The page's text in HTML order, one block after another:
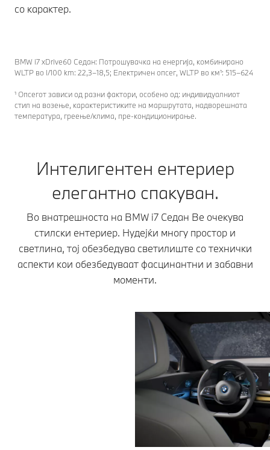
со карактер.
BMW i7 xDrive60 Седан: Потрошувачка на енергија, комбинирано
WLTP во l/100 km: 22,3–18,5; Електричен опсег, WLTP во км¹: 515–624
¹ Опсегот зависи од разни фактори, особено од: индивидуалниот
стил на возење, карактеристиките на маршрутата, надворешната
температура, греење/клима, пре-кондиционирање.
Интелигентен ентериер
елегантно спакуван.
Во внатрешноста на BMW i7 Седан Ве очекува
стилски ентериер. Нудејќи многу простор и
светлина, тој обезбедува светилиште со технички
аспекти кои обезбедуваат фасцинантни и забавни
моменти.